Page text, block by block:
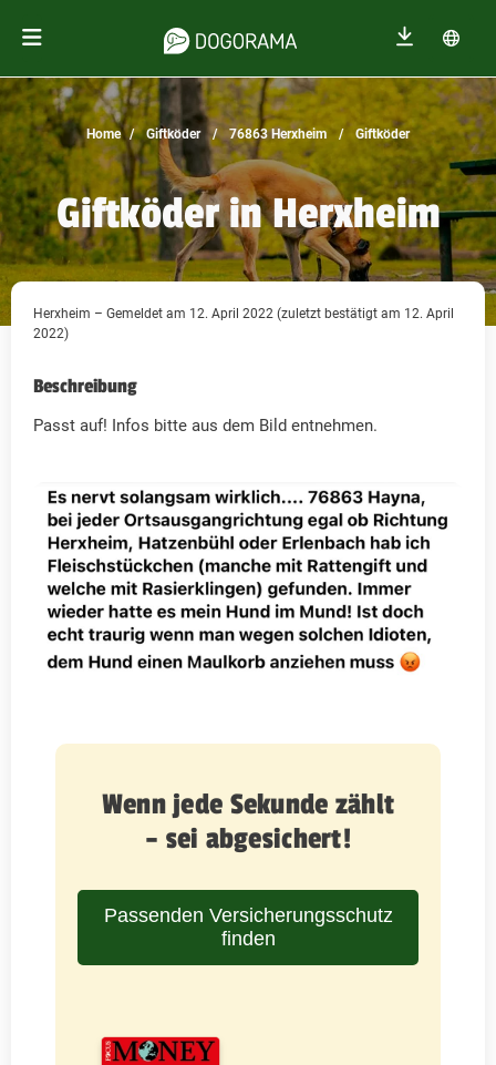
Home Giftköder 76863 Herxheim Giftköder
Giftköder in Herxheim
Herxheim – Gemeldet am 12. April 2022 (zuletzt bestätigt am 12. April
2022)
Beschreibung
Passt auf! Infos bitte aus dem Bild entnehmen.
Wenn jede Sekunde zählt
– sei abgesichert!
Passenden Versicherungsschutz
finden